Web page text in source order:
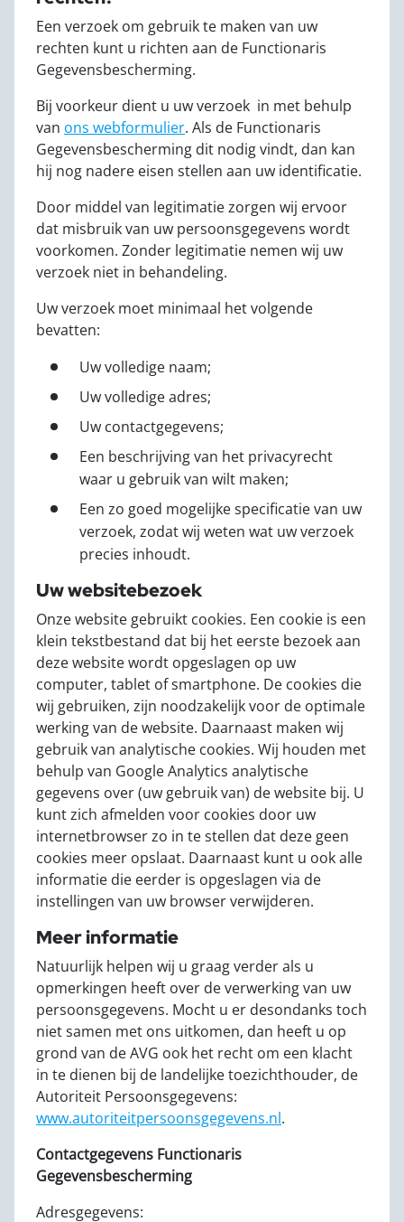
Een verzoek om gebruik te maken van uw
rechten kunt u richten aan de Functionaris
Gegevensbescherming.
Bij voorkeur dient u uw verzoek in met behulp
van ons webformulier. Als de Functionaris
Gegevensbescherming dit nodig vindt, dan kan
hij nog nadere eisen stellen aan uw identificatie.
Door middel van legitimatie zorgen wij ervoor
dat misbruik van uw persoonsgegevens wordt
voorkomen. Zonder legitimatie nemen wij uw
verzoek niet in behandeling.
Uw verzoek moet minimaal het volgende
bevatten:
Uw volledige naam;
Uw volledige adres;
Uw contactgegevens;
Een beschrijving van het privacyrecht
waar u gebruik van wilt maken;
Een zo goed mogelijke specificatie van uw
verzoek, zodat wij weten wat uw verzoek
precies inhoudt.
Uw websitebezoek
Onze website gebruikt cookies. Een cookie is een
klein tekstbestand dat bij het eerste bezoek aan
deze website wordt opgeslagen op uw
computer, tablet of smartphone. De cookies die
wij gebruiken, zijn noodzakelijk voor de optimale
werking van de website. Daarnaast maken wij
gebruik van analytische cookies. Wij houden met
behulp van Google Analytics analytische
gegevens over (uw gebruik van) de website bij. U
kunt zich afmelden voor cookies door uw
internetbrowser zo in te stellen dat deze geen
cookies meer opslaat. Daarnaast kunt u ook alle
informatie die eerder is opgeslagen via de
instellingen van uw browser verwijderen.
Meer informatie
Natuurlijk helpen wij u graag verder als u
opmerkingen heeft over de verwerking van uw
persoonsgegevens. Mocht u er desondanks toch
niet samen met ons uitkomen, dan heeft u op
grond van de AVG ook het recht om een klacht
in te dienen bij de landelijke toezichthouder, de
Autoriteit Persoonsgegevens:
www.autoriteitpersoonsgegevens.nl.
Contactgegevens Functionaris
Gegevensbescherming
Adresgegevens: